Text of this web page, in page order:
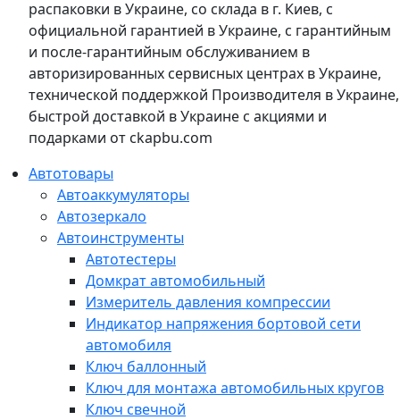
распаковки в Украине, со склада в г. Киев, с
официальной гарантией в Украине, с гарантийным
и после-гарантийным обслуживанием в
авторизированных сервисных центрах в Украине,
технической поддержкой Производителя в Украине,
быстрой доставкой в Украине с акциями и
подарками от ckapbu.com
Автотовары
Автоаккумуляторы
Автозеркало
Автоинструменты
Автотестеры
Домкрат автомобильный
Измеритель давления компрессии
Индикатор напряжения бортовой сети
автомобиля
Ключ баллонный
Ключ для монтажа автомобильных кругов
Ключ свечной